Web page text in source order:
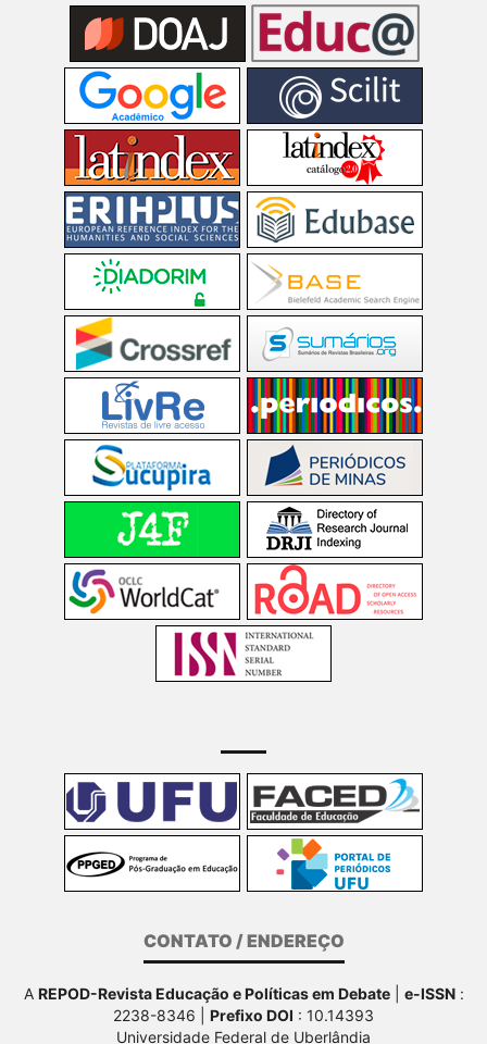
CONTATO / ENDEREÇO
A REPOD-Revista Educação e Políticas em Debate| e-ISSN:
2238-8346 | Prefixo DOI : 10.14393
Universidade Federal de Uberlândia